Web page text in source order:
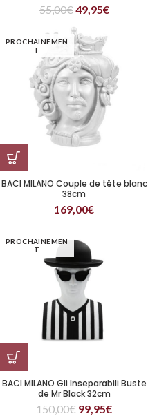
55,00€49,95€
PROCHAINEMEN
T
BACI MILANO Couple de tête blanc
38cm
169,00€
PROCHAINEMEN
T
BACI MILANO Gli Inseparabili Buste
de Mr Black 32cm
150,00€ 99,95€